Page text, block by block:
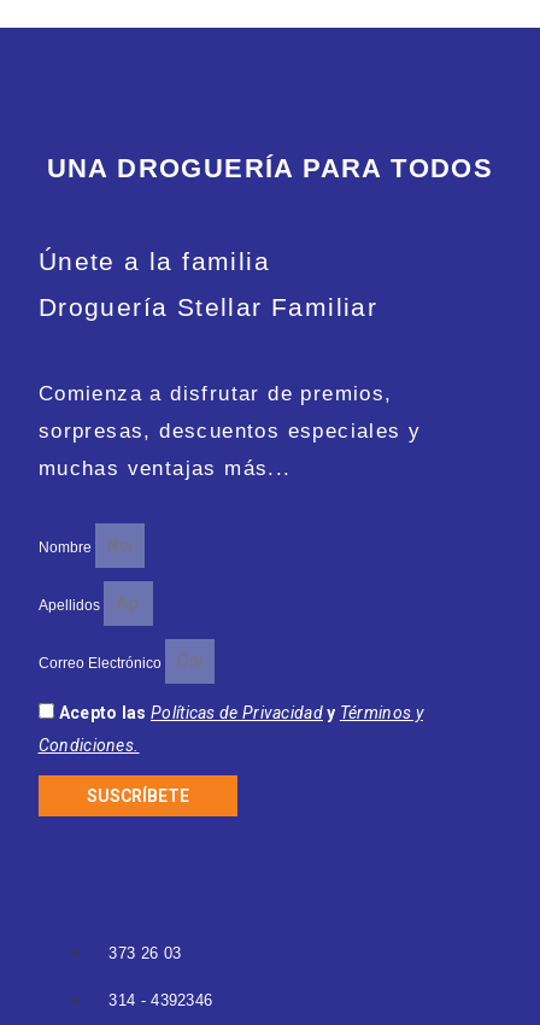
UNA DROGUERÍA PARA TODOS
Únete a la familia
Droguería Stellar Familiar
Comienza a disfrutar de premios,
sorpresas, descuentos especiales y
muchas ventajas más...
Nombre
Apellidos
Correo Electrónico
Acepto las Políticas de Privacidad y Términos y
Condiciones.
SUSCRÍBETE
373 26 03
314 - 4392346